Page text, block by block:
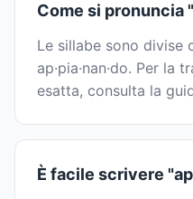
Come si pronuncia
Le sillabe sono divise
ap·pia·nan·do. Per la
esatta, consulta la
È facile scrivere